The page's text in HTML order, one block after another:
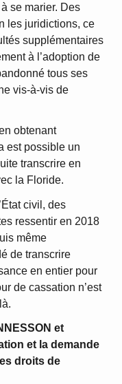
se marier. Des
les juridictions, ce
supplémentaires
à l’adoption de
tous ses
vis-à-vis de
obtenant
est possible un
transcrire en
la Floride.
civil, des
ressentir en 2018
même
de transcrire
en entier pour
de cassation n’est
et
et la demande
droits de